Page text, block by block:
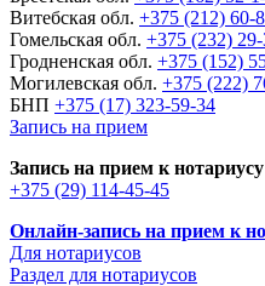
Витебская обл. +375 (212) 60-
Гомельская обл. +375 (232)
Гродненская обл. +375 (152)
Могилевская обл. +375 (222)
БНП +375 (17) 323-59-34
Запись на прием
Запись на прием к
+375 (29) 114-45-45
Онлайн-запись на прием к
Для нотариусов
Раздел для нотариусов